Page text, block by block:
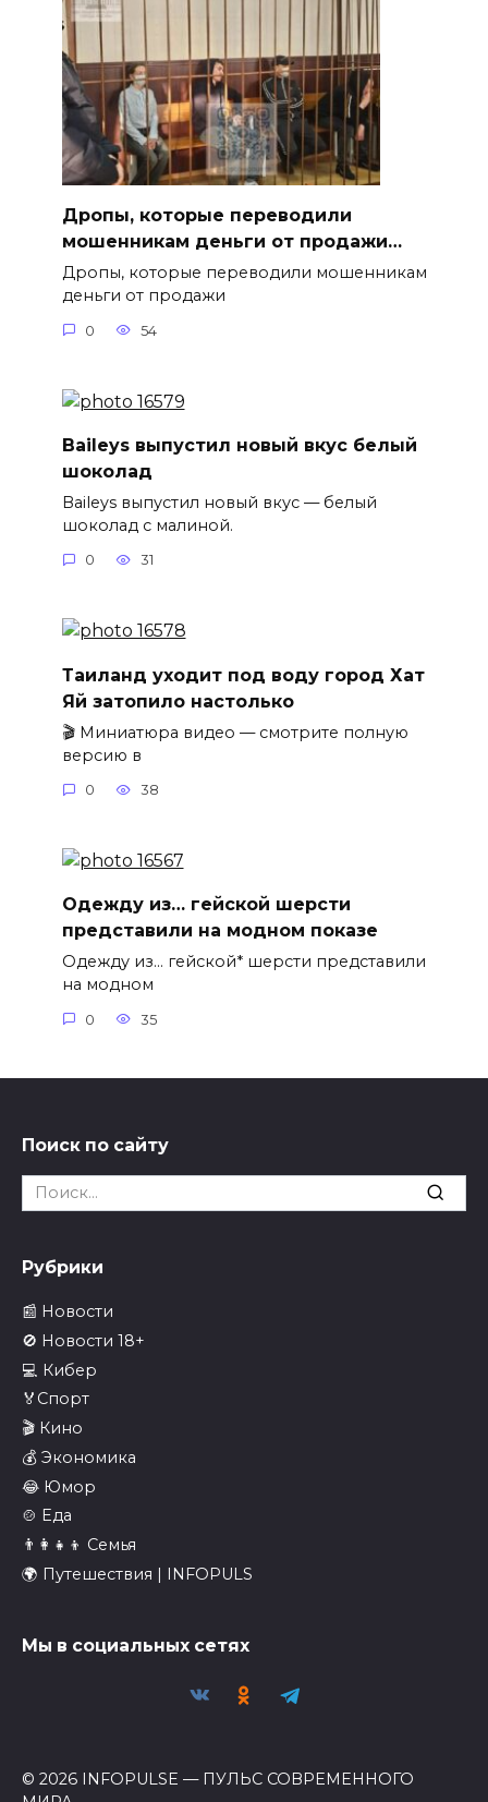
Дропы, которые переводили
мошенникам деньги от продажи…
Дропы, которые переводили мошенникам
деньги от продажи
0 54
Baileys выпустил новый вкус белый
шоколад
Baileys выпустил новый вкус — белый
шоколад с малиной.
0 31
Таиланд уходит под воду город Хат
Яй затопило настолько
🎬 Миниатюра видео — смотрите полную
версию в
0 38
Одежду из… гейской шерсти
представили на модном показе
Одежду из… гейской* шерсти представили
на модном
0 35
Поиск по сайту
Search
for:
Рубрики
📰 Новости
🚫 Новости 18+
💻 Кибер
🏅Спорт
🎬 Кино
💰 Экономика
😂 Юмор
🍲 Еда
👨‍👩‍👧‍👦 Семья
🌍 Путешествия | INFOPULS
Мы в социальных сетях
© 2026 INFOPULSE — ПУЛЬС СОВРЕМЕННОГО